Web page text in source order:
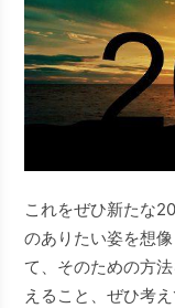
これをぜひ新たな
のありたい姿を想
て、そのための方
えること、ぜひ考え